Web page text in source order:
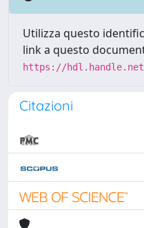
Utilizza questo
link a questo
https://hdl.handle.net/
Citazioni